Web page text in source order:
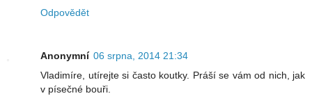
Odpovědět
Anonymní 06 srpna, 2014 21:34
Vladimíre, utírejte si často koutky. Práší se vám od nich, jak
v písečné bouři.